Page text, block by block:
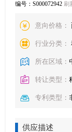
编号：S000072942 刷
意向价格：
行业分类：
所在区域：
转让类型：
专利类型：
供应描述